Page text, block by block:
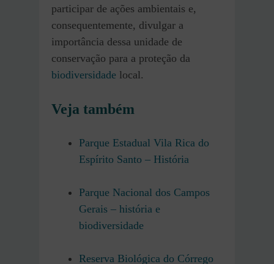
participar de ações ambientais e,
consequentemente, divulgar a
importância dessa unidade de
conservação para a proteção da
biodiversidade local.
Veja também
Parque Estadual Vila Rica do
Espírito Santo – História
Parque Nacional dos Campos
Gerais – história e
biodiversidade
Reserva Biológica do Córrego